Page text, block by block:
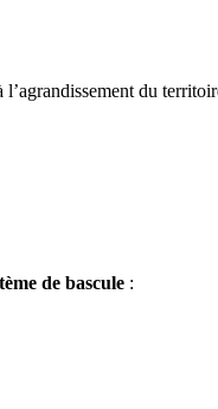
du
de bascule :